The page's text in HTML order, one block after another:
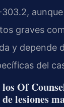
graves
y depende
del
Of
lesiones